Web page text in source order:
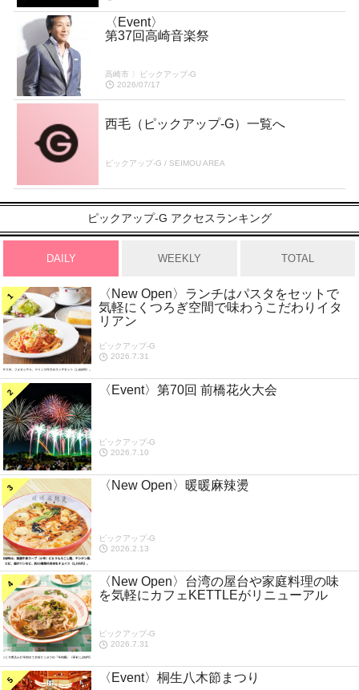
〈Event〉
第37回高崎音楽祭
高崎市 〉ピックアップ-G
2026/07/17
西毛（ピックアップ-G）一覧へ
ピックアップ-G / SEIMOU AREA
ピックアップ-G アクセスランキング
DAILY WEEKLY TOTAL
〈New Open〉ランチはパスタをセットで
気軽にくつろぎ空間で味わうこだわりイタ
リアン
ピックアップ-G
2026.7.31
〈Event〉第70回 前橋花火大会
ピックアップ-G
2026.7.10
〈New Open〉暖暖麻辣燙
ピックアップ-G
2026.2.13
〈New Open〉台湾の屋台や家庭料理の味
を気軽にカフェKETTLEがリニューアル
ピックアップ-G
2026.7.31
〈Event〉桐生八木節まつり